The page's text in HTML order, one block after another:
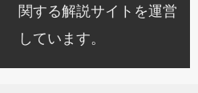
関する解説サイトを運営
しています。